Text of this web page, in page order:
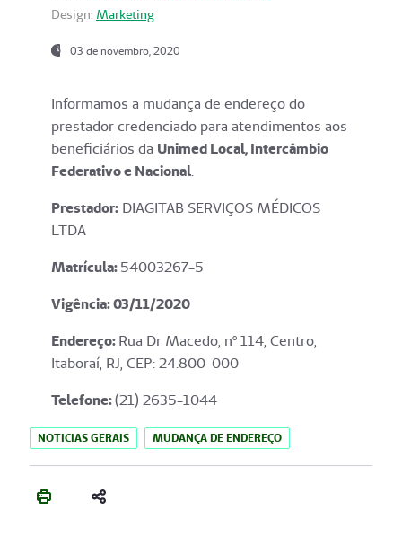
Design: Marketing
03 de novembro, 2020
Informamos a mudança de endereço do
prestador credenciado para atendimentos aos
beneficiários da Unimed Local, Intercâmbio
Federativo e Nacional.
Prestador: DIAGITAB SERVIÇOS MÉDICOS
LTDA
Matrícula:54003267-5
Vigência: 03/11/2020
Endereço:Rua Dr Macedo, nº 114, Centro,
Itaboraí, RJ, CEP: 24.800-000
Telefone:(21) 2635-1044
NOTICIAS GERAIS MUDANÇA DE ENDEREÇO